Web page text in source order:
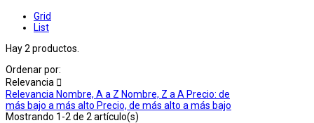
Grid
List
Hay 2 productos.
Ordenar por:
Relevancia 
Relevancia Nombre, A a Z Nombre, Z a A Precio: de
más bajo a más alto Precio, de más alto a más bajo
Mostrando 1-2 de 2 artículo(s)